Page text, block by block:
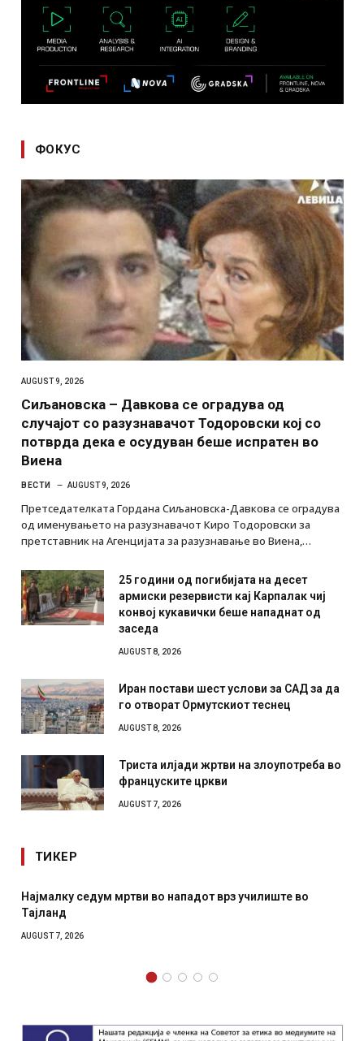
ФОКУС
AUGUST 9, 2026
Сиљановска – Давкова се оградува од
случајот со разузнавачот Тодоровски кој со
потврда дека е осудуван беше испратен во
Виена
ВЕСТИ AUGUST 9, 2026
Претседателката Гордана Сиљановска-Давкова се оградува
од именувањето на разузнавачот Киро Тодоровски за
претставник на Агенцијата за разузнавање во Виена,…
25 години од погибијата на десет
армиски резервисти кај Карпалак чиј
конвој кукавички беше нападнат од
заседа
AUGUST 8, 2026
Иран постави шест услови за САД за да
го отворат Ормутскиот теснец
AUGUST 8, 2026
Триста илјади жртви на злоупотреба во
француските цркви
AUGUST 7, 2026
ТИКЕР
Најмалку седум мртви во нападот врз училиште во
Тајланд
AUGUST 7, 2026